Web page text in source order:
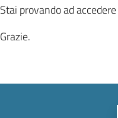
Stai provando ad
Grazie.